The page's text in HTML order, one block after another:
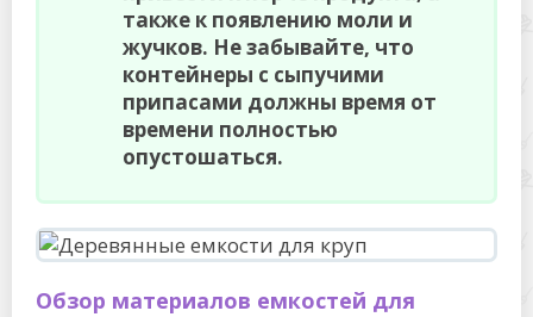
также к появлению моли и
жучков. Не забывайте, что
контейнеры с сыпучими
припасами должны время от
времени полностью
опустошаться.
Обзор материалов емкостей для